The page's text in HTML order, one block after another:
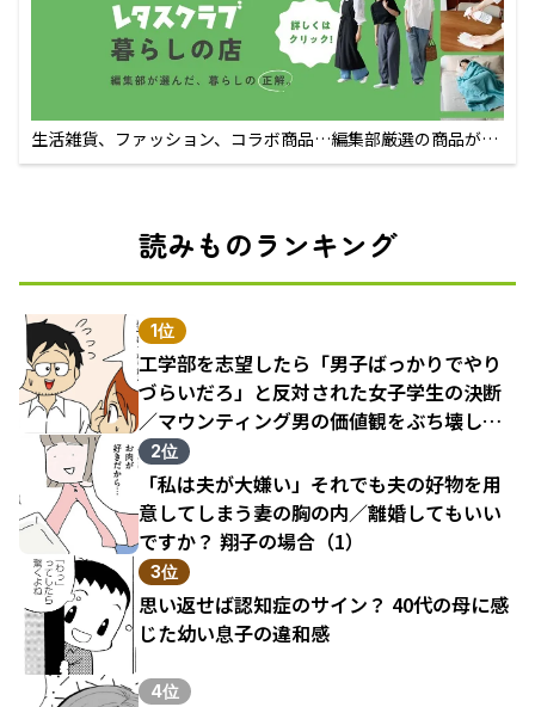
生活雑貨、ファッション、コラボ商品…編集部厳選の商品が買
えるECサイト
読みものランキング
1位
工学部を志望したら「男子ばっかりでやり
づらいだろ」と反対された女子学生の決断
／マウンティング男の価値観をぶち壊した
結果（1）
2位
「私は夫が大嫌い」それでも夫の好物を用
意してしまう妻の胸の内／離婚してもいい
ですか？ 翔子の場合（1）
3位
思い返せば認知症のサイン？ 40代の母に感
じた幼い息子の違和感
4位